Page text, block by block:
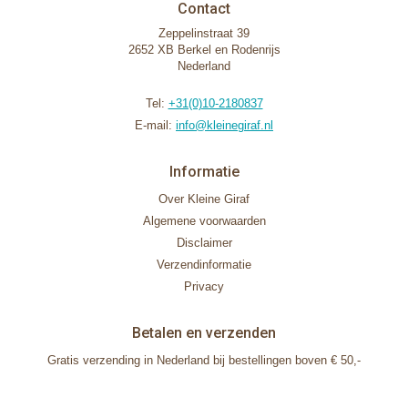
Contact
Zeppelinstraat 39
2652 XB Berkel en Rodenrijs
Nederland
Tel: +31(0)10-2180837
E-mail: info@kleinegiraf.nl
Informatie
Over Kleine Giraf
Algemene voorwaarden
Disclaimer
Verzendinformatie
Privacy
Betalen en verzenden
Gratis verzending in Nederland bij bestellingen boven € 50,-